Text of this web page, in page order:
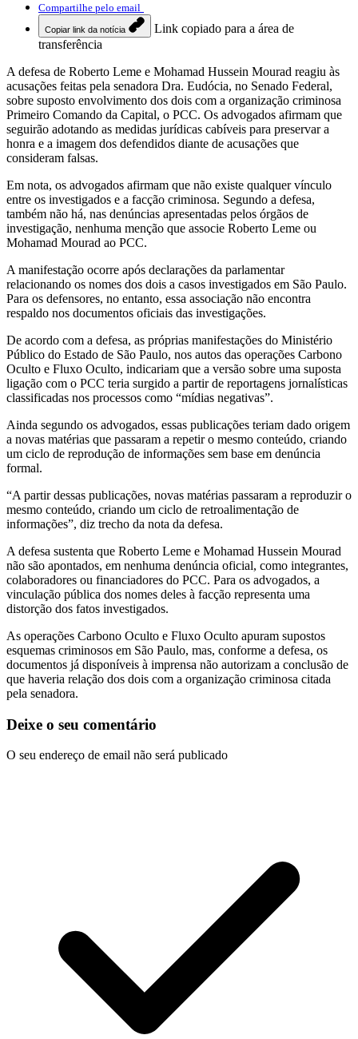
Compartilhe pelo email
Copiar link da notícia
Link copiado para a área de
transferência
A defesa de Roberto Leme e Mohamad Hussein Mourad reagiu às
acusações feitas pela senadora Dra. Eudócia, no Senado Federal,
sobre suposto envolvimento dos dois com a organização criminosa
Primeiro Comando da Capital, o PCC. Os advogados afirmam que
seguirão adotando as medidas jurídicas cabíveis para preservar a
honra e a imagem dos defendidos diante de acusações que
consideram falsas.
Em nota, os advogados afirmam que não existe qualquer vínculo
entre os investigados e a facção criminosa. Segundo a defesa,
também não há, nas denúncias apresentadas pelos órgãos de
investigação, nenhuma menção que associe Roberto Leme ou
Mohamad Mourad ao PCC.
A manifestação ocorre após declarações da parlamentar
relacionando os nomes dos dois a casos investigados em São Paulo.
Para os defensores, no entanto, essa associação não encontra
respaldo nos documentos oficiais das investigações.
De acordo com a defesa, as próprias manifestações do Ministério
Público do Estado de São Paulo, nos autos das operações Carbono
Oculto e Fluxo Oculto, indicariam que a versão sobre uma suposta
ligação com o PCC teria surgido a partir de reportagens jornalísticas
classificadas nos processos como “mídias negativas”.
Ainda segundo os advogados, essas publicações teriam dado origem
a novas matérias que passaram a repetir o mesmo conteúdo, criando
um ciclo de reprodução de informações sem base em denúncia
formal.
“A partir dessas publicações, novas matérias passaram a reproduzir o
mesmo conteúdo, criando um ciclo de retroalimentação de
informações”, diz trecho da nota da defesa.
A defesa sustenta que Roberto Leme e Mohamad Hussein Mourad
não são apontados, em nenhuma denúncia oficial, como integrantes,
colaboradores ou financiadores do PCC. Para os advogados, a
vinculação pública dos nomes deles à facção representa uma
distorção dos fatos investigados.
As operações Carbono Oculto e Fluxo Oculto apuram supostos
esquemas criminosos em São Paulo, mas, conforme a defesa, os
documentos já disponíveis à imprensa não autorizam a conclusão de
que haveria relação dos dois com a organização criminosa citada
pela senadora.
Deixe o seu comentário
O seu endereço de email não será publicado